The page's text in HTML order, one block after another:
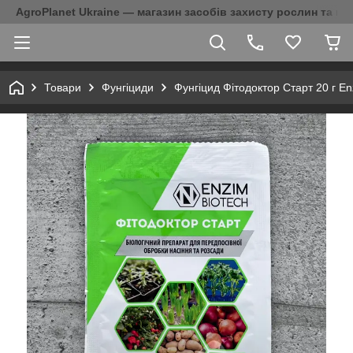
AgroPlanet Ukraine — магазин засобів захисту рослин та
Товари Фунгіциди Фунгіцид Фітодоктор Старт 20 г